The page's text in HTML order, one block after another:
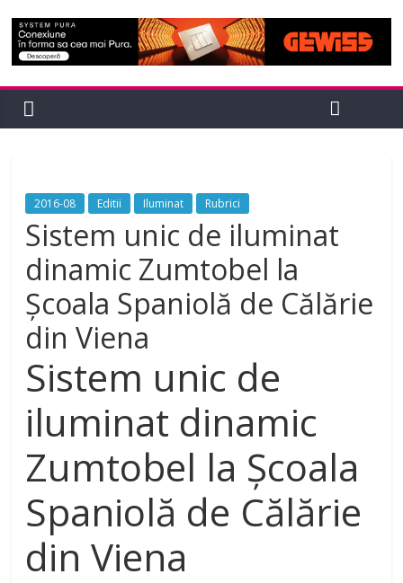
2016-08 Editii Iluminat Rubrici
Sistem unic de iluminat
dinamic Zumtobel la
Școala Spaniolă de Călărie
din Viena
Sistem unic de
iluminat dinamic
Zumtobel la Școala
Spaniolă de Călărie
din Viena